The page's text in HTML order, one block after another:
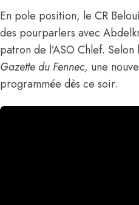
En pole position, le CR
des pourparlers avec
patron de l’ASO Chlef. Selon
Gazette du Fennec, une
programmée dès ce soir.